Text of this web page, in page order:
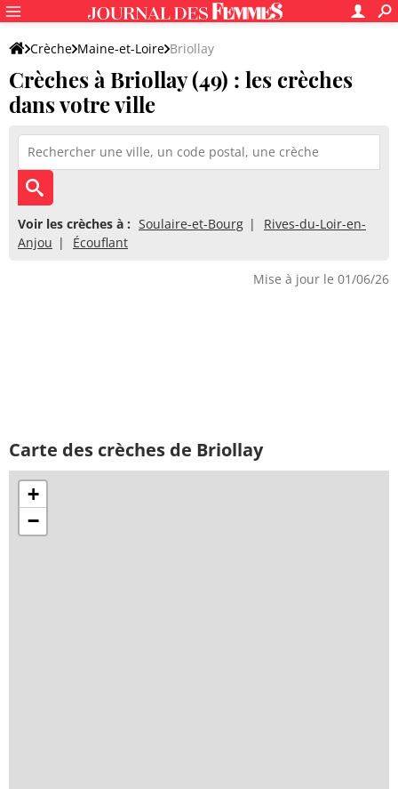
Crèche Maine-et-Loire Briollay
Crèches à Briollay (49) : les crèches
dans votre ville
Voir les crèches à : Soulaire-et-Bourg
Rives-du-Loir-en-
Anjou
Écouflant
Mise à jour le 01/06/26
Carte des crèches de Briollay
+
−